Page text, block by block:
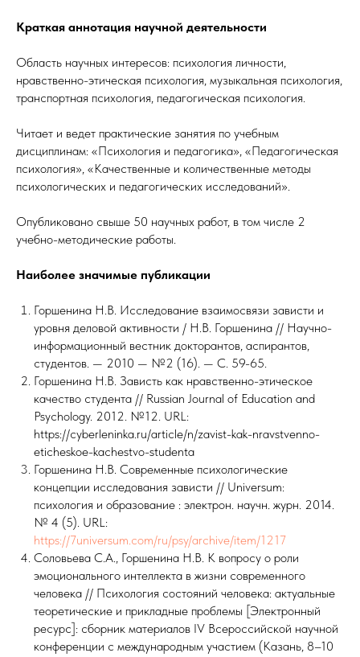
Краткая аннотация научной деятельности
Область научных интересов: психология личности,
нравственно-этическая психология, музыкальная психология,
транспортная психология, педагогическая психология.
Читает и ведет практические занятия по учебным
дисциплинам: «Психология и педагогика», «Педагогическая
психология», «Качественные и количественные методы
психологических и педагогических исследований».
Опубликовано свыше 50 научных работ, в том числе 2
учебно-методические работы.
Наиболее значимые публикации
Горшенина Н.В. Исследование взаимосвязи зависти и
уровня деловой активности / Н.В. Горшенина // Научно-
информационный вестник докторантов, аспирантов,
студентов. — 2010 — №2 (16). — С. 59-65.
Горшенина Н.В. Зависть как нравственно-этическое
качество студента // Russian Journal of Education and
Psychology. 2012. №12. URL:
https://cyberleninka.ru/article/n/zavist-kak-nravstvenno-
eticheskoe-kachestvo-studenta
Горшенина Н.В. Современные психологические
концепции исследования зависти // Universum:
психология и образование : электрон. научн. журн. 2014.
№ 4 (5). URL:
https://7universum.com/ru/psy/archive/item/1217
Соловьева С.А., Горшенина Н.В. К вопросу о роли
эмоционального интеллекта в жизни современного
человека // Психология состояний человека: актуальные
теоретические и прикладные проблемы [Электронный
ресурс]: сборник материалов IV Всероссийской научной
конференции с международным участием (Казань, 8–10